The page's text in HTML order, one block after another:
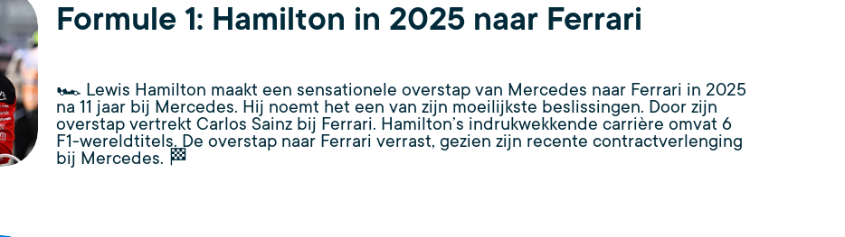
Formule 1: Hamilton in 2025 naar Ferrari
🏎️ Lewis Hamilton maakt een sensationele overstap van Mercedes naar Ferrari in 2025
na 11 jaar bij Mercedes. Hij noemt het een van zijn moeilijkste beslissingen. Door zijn
overstap vertrekt Carlos Sainz bij Ferrari. Hamilton’s indrukwekkende carrière omvat 6
F1-wereldtitels. De overstap naar Ferrari verrast, gezien zijn recente contractverlenging
bij Mercedes. 🏁